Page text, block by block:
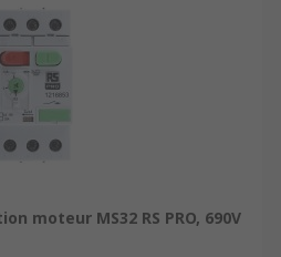
moteur MS32 RS PRO, 690V